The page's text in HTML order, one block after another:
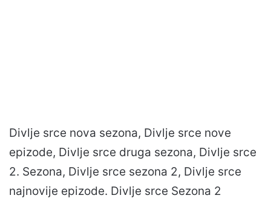
Divlje srce nova sezona, Divlje srce nove
epizode, Divlje srce druga sezona, Divlje srce
2. Sezona, Divlje srce sezona 2, Divlje srce
najnovije epizode. Divlje srce Sezona 2